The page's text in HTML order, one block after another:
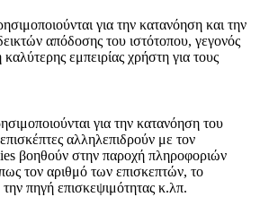
για την κατανόηση και την
απόδοσης του ιστότοπου, γεγονός
εμπειρίας χρήστη για τους
για την κατανόηση του
αλληλεπιδρούν με τον
βοηθούν στην παροχή πληροφοριών
τον αριθμό των επισκεπτών, το
πηγή επισκεψιμότητας κ.λπ.